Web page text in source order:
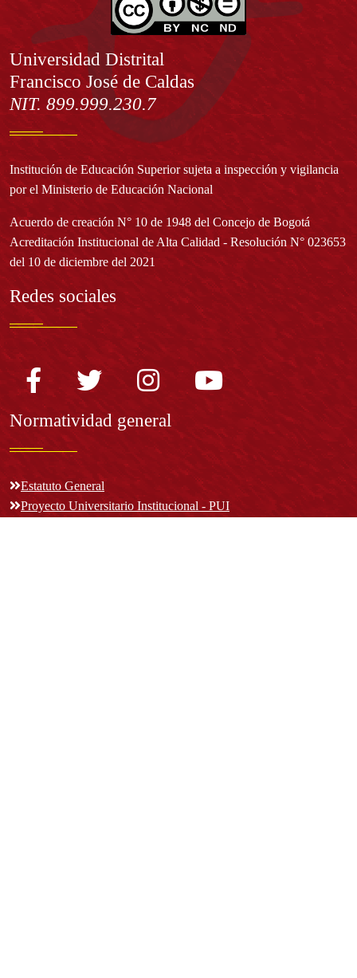
Información
Universidad Distrital
Francisco José de Caldas
NIT. 899.999.230.7
Institución de Educación Superior sujeta a inspección y vigilancia
por el Ministerio de Educación Nacional
Acuerdo de creación N° 10 de 1948 del Concejo de Bogotá
Acreditación Institucional de Alta Calidad - Resolución N° 023653
del 10 de diciembre del 2021
Redes sociales
Normatividad general
Estatuto General
Proyecto Universitario Institucional - PUI